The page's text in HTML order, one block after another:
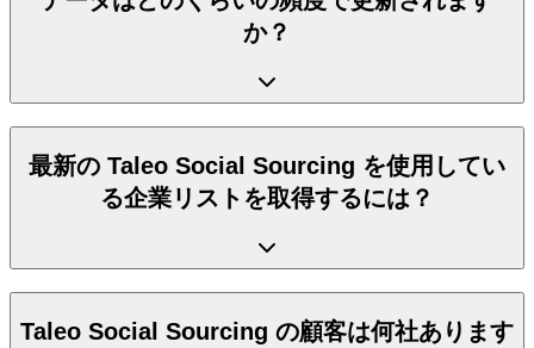
か？
最新の Taleo Social Sourcing を使用してい
る企業リストを取得するには？
Taleo Social Sourcing の顧客は何社あります